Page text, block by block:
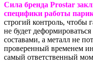
Сила бренда Prostar
специфики работы
строгий контроль, чтобы
не будет
составами, а металл не
проверенный временем
самый ответственный